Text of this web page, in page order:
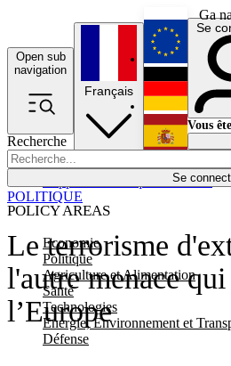
Ga
Open sub
navigation
Recherche
Se
POLICY AREAS
Economie
Politique
Agriculture et Alimentation
Santé
Technologies
Energie, Environnement et
Défense
Économie
Français
English
Deutsch
Español
Se
Vous
Le terrorisme
l'autre menace
l’Europe
POLITIQUE